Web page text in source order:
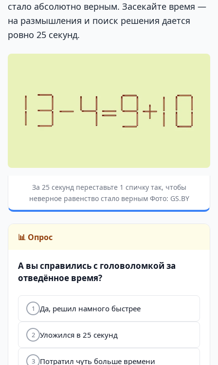
стало абсолютно верным. Засекайте время —
на размышления и поиск решения дается
ровно 25 секунд.
За 25 секунд переставьте 1 спичку так, чтобы
неверное равенство стало верным Фото: GS.BY
📊 Опрос
А вы справились с головоломкой за
отведённое время?
1 Да, решил намного быстрее
2 Уложился в 25 секунд
3 Потратил чуть больше времени